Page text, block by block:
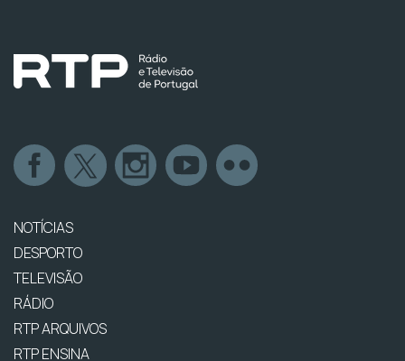
NOTÍCIAS
DESPORTO
TELEVISÃO
RÁDIO
RTP ARQUIVOS
RTP ENSINA